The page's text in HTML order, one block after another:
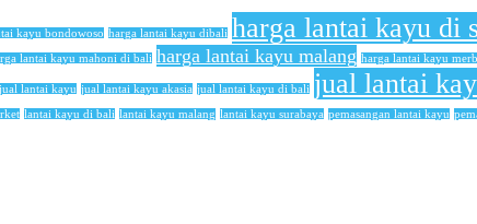
kayu bondowoso harga lantai kayu dibali harga lantai kayu di
lantai kayu mahoni di bali harga lantai kayu malang harga lantai kayu
jual lantai kayu jual lantai kayu akasia jual lantai kayu di bali jual lantai
lantai kayu di bali lantai kayu malang lantai kayu surabaya pemasangan lantai kayu